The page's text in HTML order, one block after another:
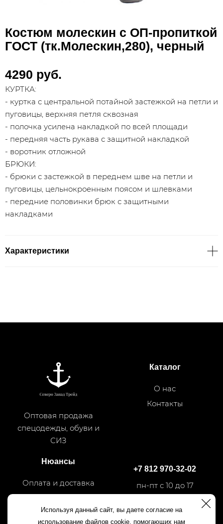
Костюм молескин с ОП-пропиткой
ГОСТ (тк.Молескин,280), черный
4290 руб.
КУРТКА:
- куртка с центральной потайной застежкой на петли и
пуговицы, верхняя петля сквозная
- полочка усилена накладкой по всей площади
- передняя часть рукава с защитной накладкой
- воротник отложной
БРЮКИ:
- брюки с застежкой в переднем шве на петли и
пуговицы, цельнокроенным поясом и шлевками
- передние половинки брюк с защитными
накладками
Характеристики
Оптовая продажа
спецодежды, обуви и
СИЗ
Каталог
О нас
Контакты
Нюансы
Оплата и доставка
+7 812 970-32-02
пн-пт с 10 до 17
+7 812 540-50-35
Используя данный сайт, вы даете согласие на
использование файлов cookie, помогающих нам